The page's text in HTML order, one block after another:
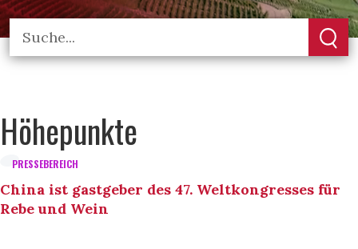
Höhepunkte
PRESSEBEREICH
China ist gastgeber des 47. Weltkongresses für
Rebe und Wein